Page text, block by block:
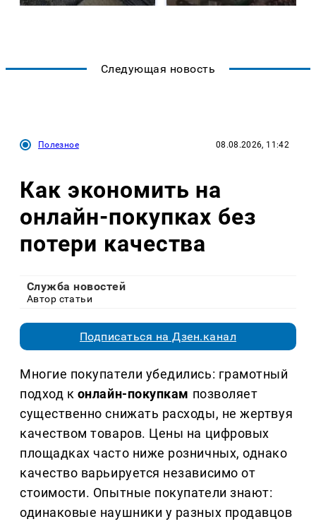
Следующая новость
Полезное 08.08.2026, 11:42
Как экономить на
онлайн-покупках без
потери качества
Служба новостей
Автор статьи
Подписаться на Дзен.канал
Многие покупатели убедились: грамотный
подход к онлайн-покупкам позволяет
существенно снижать расходы, не жертвуя
качеством товаров. Цены на цифровых
площадках часто ниже розничных, однако
качество варьируется независимо от
стоимости. Опытные покупатели знают:
одинаковые наушники у разных продавцов